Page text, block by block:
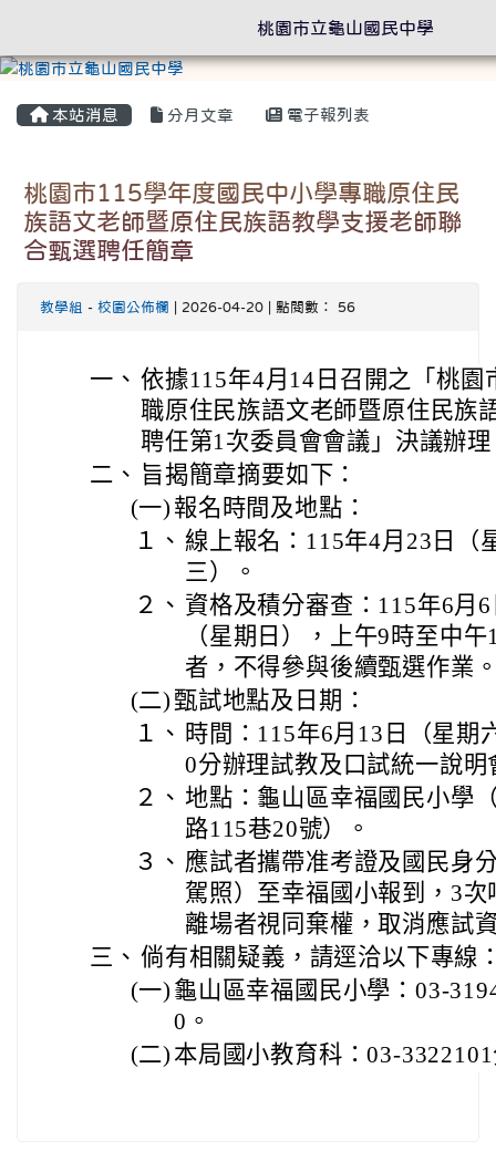
本站消息 分月文章 電子報列表
桃園市115學年度國民中小學專職原住民
族語文老師暨原住民族語教學支援老師聯
合甄選聘任簡章
教學組 - 校園公佈欄 | 2026-04-20 | 點閱數： 56
一、 依據115年4月14日召開之「桃
職原住民族語文老師暨原住民族
聘任第1次委員會會議」決議辦
二、 旨揭簡章摘要如下：
(一) 報名時間及地點：
１、 線上報名：115年4月23日（
三）。
２、 資格及積分審查：115年6月
（星期日），上午9時至中
者，不得參與後續甄選作業
(二) 甄試地點及日期：
１、 時間：115年6月13日（星期
0分辦理試教及口試統一說
２、 地點：龜山區幸福國民小學
路115巷20號）。
３、 應試者攜帶准考證及國民身
駕照）至幸福國小報到，3
離場者視同棄權，取消應試
三、 倘有相關疑義，請逕洽以下專線
(一) 龜山區幸福國民小學：03-
0。
(二) 本局國小教育科：03-
桃園市立龜山國民中學